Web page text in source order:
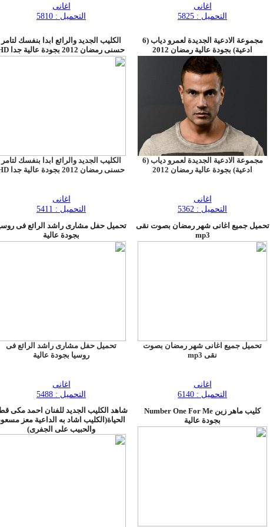
اغانى
التحميل : 5825
اغانى
التحميل : 5810
مجموعة الادعية الجديدة لعمرو دياب (6
ادعية) بجودة عالية رمضان 2012
مجموعة الادعية الجديدة لعمرو دياب (6
ادعية) بجودة عالية رمضان 2012
اغانى
التحميل : 5362
الكليب الجديد والرائع ابدا بنفسك لتامر
حسنى رمضان 2012 بجودة عالية جدا HD
الكليب الجديد والرائع ابدا بنفسك لتامر
حسنى رمضان 2012 بجودة عالية جدا HD
اغانى
التحميل : 5411
تحميل جميع اغانى شهر رمضان بصوت نقى
mp3
تحميل جميع اغانى شهر رمضان بصوت
نقى mp3
اغانى
التحميل : 6140
تحميل حفل مشارى راشد الرائع فى
بجودة عالية
تحميل حفل مشارى راشد الرائع فى
روسيا بجودة عالية
اغانى
التحميل : 5488
كليب ماهر زين Number One For Me
بجودة عالية
شاهد الكليب الجديد للفنان احمد مكى
الحياة(الكليب اشاد به الداعية معز
والحبيب على الجفرى)